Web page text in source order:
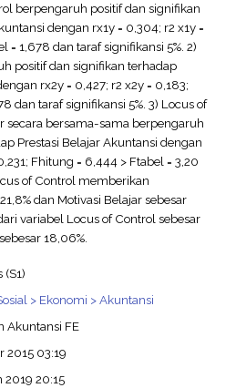
berpengaruh positif dan signifikan
dengan rx1y = 0,304; r2 x1y =
= 1,678 dan taraf signifikansi 5%. 2)
positif dan signifikan terhadap
rx2y = 0,427; r2 x2y = 0,183;
dan taraf signifikansi 5%. 3) Locus of
secara bersama-sama berpengaruh
Prestasi Belajar Akuntansi dengan
Fhitung = 6,444 > Ftabel = 3,20
of Control memberikan
dan Motivasi Belajar sebesar
variabel Locus of Control sebesar
18,06%.
(S1)
> Ekonomi > Akuntansi
Akuntansi FE
2015 03:19
2019 20:15